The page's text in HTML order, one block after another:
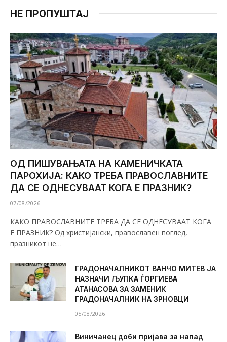
НЕ ПРОПУШТАЈ
ОД ПИШУВАЊАТА НА КАМЕНИЧКАТА
ПАРОХИЈА: КАКО ТРЕБА ПРАВОСЛАВНИТЕ
ДА СЕ ОДНЕСУВААТ КОГА Е ПРАЗНИК?
07/08/2026
КАКО ПРАВОСЛАВНИТЕ ТРЕБА ДА СЕ ОДНЕСУВААТ КОГА
Е ПРАЗНИК? Од христијански, православен поглед,
празникот не…
ГРАДОНАЧАЛНИКОТ ВАНЧО МИТЕВ ЈА
НАЗНАЧИ ЉУПКА ЃОРГИЕВА
АТАНАСОВА ЗА ЗАМЕНИК
ГРАДОНАЧАЛНИК НА ЗРНОВЦИ
05/08/2026
Виничанец доби пријава за напад